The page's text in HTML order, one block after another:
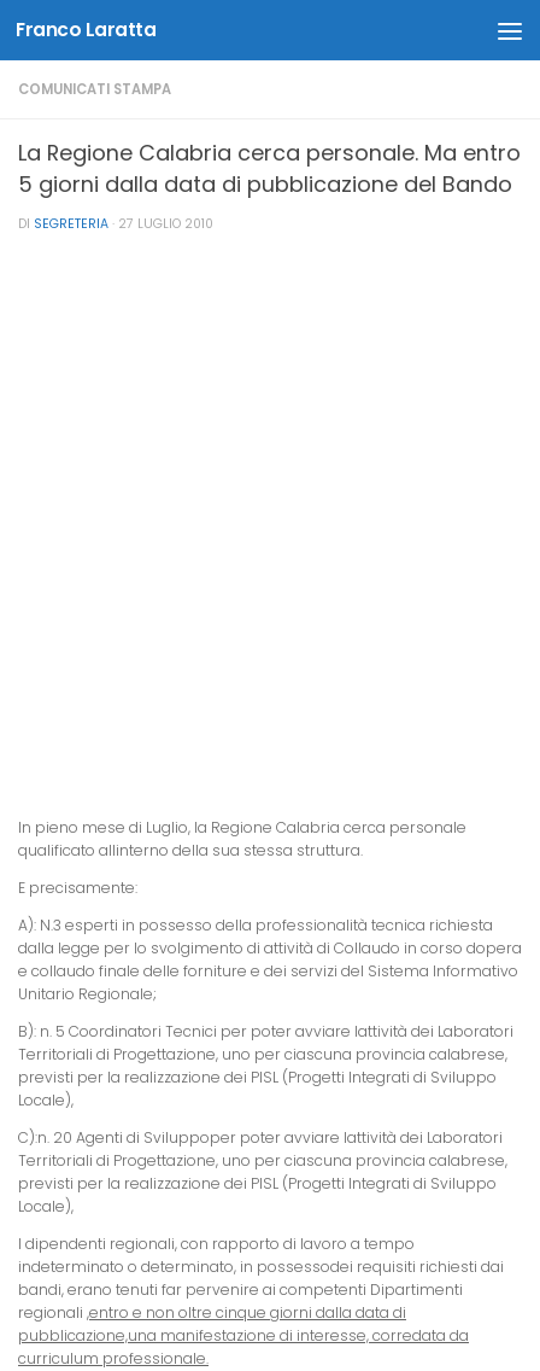
Salta al contenuto
Franco Laratta
COMUNICATI STAMPA
La Regione Calabria cerca personale. Ma entro
5 giorni dalla data di pubblicazione del Bando
DI SEGRETERIA · 27 LUGLIO 2010
In pieno mese di Luglio, la Regione Calabria cerca personale
qualificato allinterno della sua stessa struttura.
E precisamente:
A): N.3 esperti in possesso della professionalità tecnica richiesta
dalla legge per lo svolgimento di attività di Collaudo in corso dopera
e collaudo finale delle forniture e dei servizi del Sistema Informativo
Unitario Regionale;
B): n. 5 Coordinatori Tecnici per poter avviare lattività dei Laboratori
Territoriali di Progettazione, uno per ciascuna provincia calabrese,
previsti per la realizzazione dei PISL (Progetti Integrati di Sviluppo
Locale),
C):n. 20 Agenti di Sviluppoper poter avviare lattività dei Laboratori
Territoriali di Progettazione, uno per ciascuna provincia calabrese,
previsti per la realizzazione dei PISL (Progetti Integrati di Sviluppo
Locale),
I dipendenti regionali, con rapporto di lavoro a tempo
indeterminato o determinato, in possessodei requisiti richiesti dai
bandi, erano tenuti far pervenire ai competenti Dipartimenti
regionali ,entro e non oltre cinque giorni dalla data di
pubblicazione,una manifestazione di interesse, corredata da
curriculum professionale.